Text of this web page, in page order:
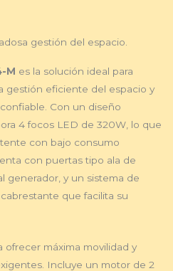
gestión del espacio.
M es la solución ideal para
gestión eficiente del espacio y
Con un diseño
4 focos LED de 320W, lo que
con bajo consumo
con puertas tipo ala de
generador, y un sistema de
que facilita su
ofrecer máxima movilidad y
Incluye un motor de 2